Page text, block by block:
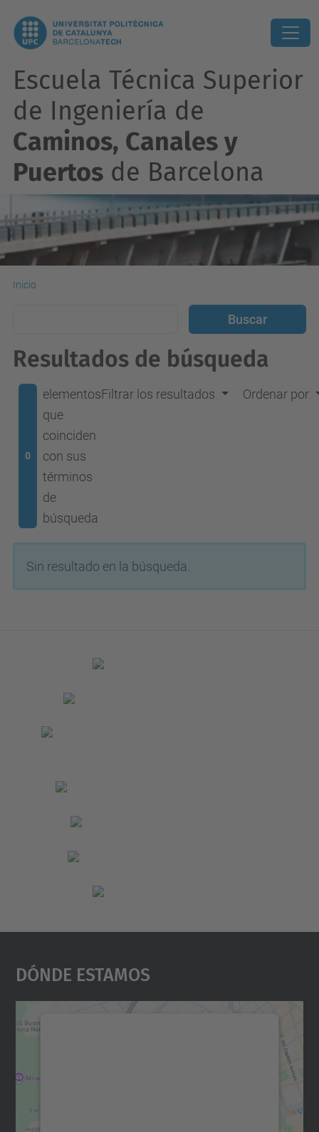
Escuela Técnica Superior
de Ingeniería de
Caminos, Canales y
Puertos de Barcelona
Inicio
Resultados de búsqueda
0
elementos
que
coinciden
con sus
términos
de
búsqueda
Filtrar los resultados Ordenar por
Sin resultado en la búsqueda.
Dónde Estamos